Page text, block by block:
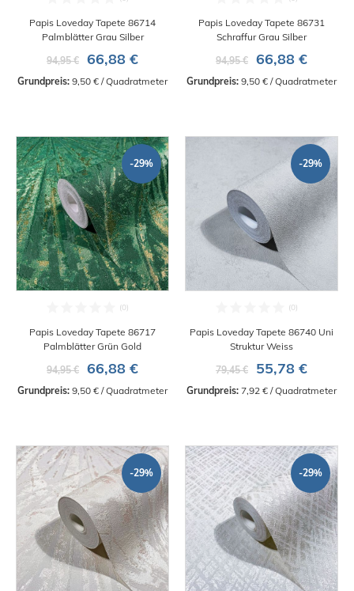
Papis Loveday Tapete 86714
Palmblätter Grau Silber
94,95 €
66,88 €
Grundpreis: 9,50 € / Quadratmeter
Papis Loveday Tapete 86731
Schraffur Grau Silber
94,95 €
66,88 €
Grundpreis: 9,50 € / Quadratmeter
-29%
Papis Loveday Tapete 86717
Palmblätter Grün Gold
94,95 €
66,88 €
Grundpreis: 9,50 € / Quadratmeter
-29%
Papis Loveday Tapete 86740 Uni
Struktur Weiss
79,45 €
55,78 €
Grundpreis: 7,92 € / Quadratmeter
-29% -29%